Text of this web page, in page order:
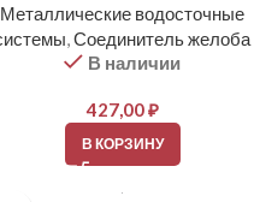
Металлические водосточные
,Соединитель желоба
В наличии
427,00₽
В КОРЗИНУ